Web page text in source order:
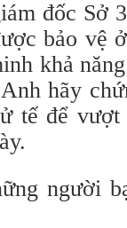
đốc Sở
bảo vệ
khả
hãy
tế để
người